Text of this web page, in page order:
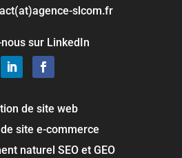
slcom.fr
sur LinkedIn
de site web
site e-commerce
naturel SEO et GEO